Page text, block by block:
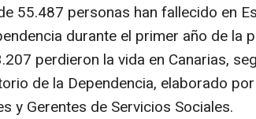
55.487 personas han fallecido en
durante el primer año de la
perdieron la vida en Canarias,
de la Dependencia, elaborado
y Gerentes de Servicios Sociales.